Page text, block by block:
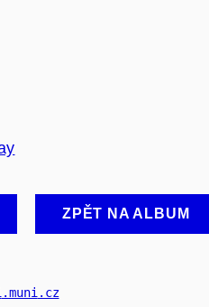
ZPĚT NA ALBUM
.muni .cz